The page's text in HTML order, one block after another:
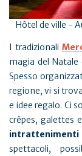
Hôtel de ville -
I tradizionali
magia del
Spesso
regione, vi si
e idee regalo. Ci
crêpes, galettes
spettacoli,